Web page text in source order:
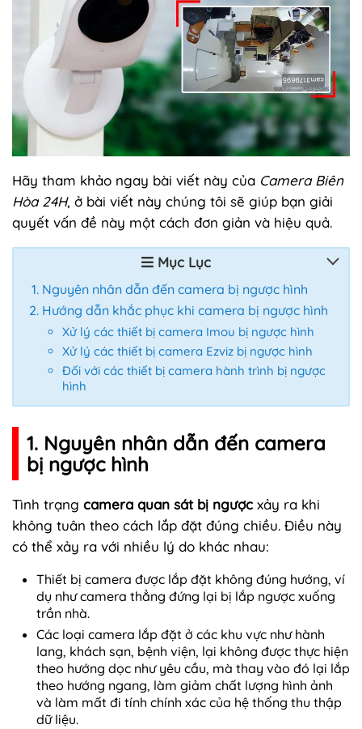
Hãy tham khảo ngay bài viết này của Camera Biên
Hòa 24H, ở bài viết này chúng tôi sẽ giúp bạn giải
quyết vấn đề này một cách đơn giản và hiệu quả.
Mục Lục
Nguyên nhân dẫn đến camera bị ngược hình
Hướng dẫn khắc phục khi camera bị ngược hình
Xử lý các thiết bị camera Imou bị ngược hình
Xử lý các thiết bị camera Ezviz bị ngược hình
Đối với các thiết bị camera hành trình bị ngược
hình
1. Nguyên nhân dẫn đến camera
bị ngược hình
Tình trạng camera quan sát bị ngược xảy ra khi
không tuân theo cách lắp đặt đúng chiều. Điều này
có thể xảy ra với nhiều lý do khác nhau:
Thiết bị camera được lắp đặt không đúng hướng, ví
dụ như camera thẳng đứng lại bị lắp ngược xuống
trần nhà.
Các loại camera lắp đặt ở các khu vực như hành
lang, khách sạn, bệnh viện, lại không được thực hiện
theo hướng dọc như yêu cầu, mà thay vào đó lại lắp
theo hướng ngang, làm giảm chất lượng hình ảnh
và làm mất đi tính chính xác của hệ thống thu thập
dữ liệu.